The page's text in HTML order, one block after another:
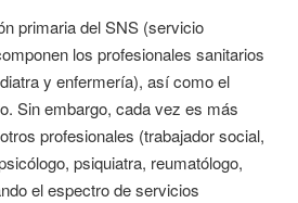
primaria del SNS (servicio
los profesionales sanitarios
y enfermería), así como el
Sin embargo, cada vez es más
profesionales (trabajador social,
psiquiatra, reumatólogo,
el espectro de servicios